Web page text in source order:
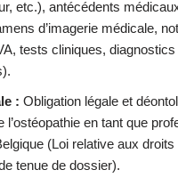
etc.), antécédents
d’imagerie médicale,
tests cliniques,
: Obligation légale et
l’ostéopathie en tant que
(Loi relative aux droits
tenue de dossier).